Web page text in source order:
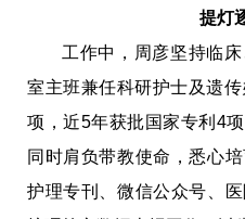
提灯
工作中，周彦坚持临
室主班兼任科研护士及遗
项，近5年获批国家专利4
同时肩负带教使命，悉心
护理专刊、微信公众号、